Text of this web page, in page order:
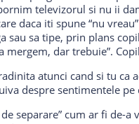
televizorul si nu ii
daca iti spune “nu
sau sa tipe, prin plans
mergem, dar trebuie”.
atunci cand si tu
despre sentimentele
separare” cum ar fi de-